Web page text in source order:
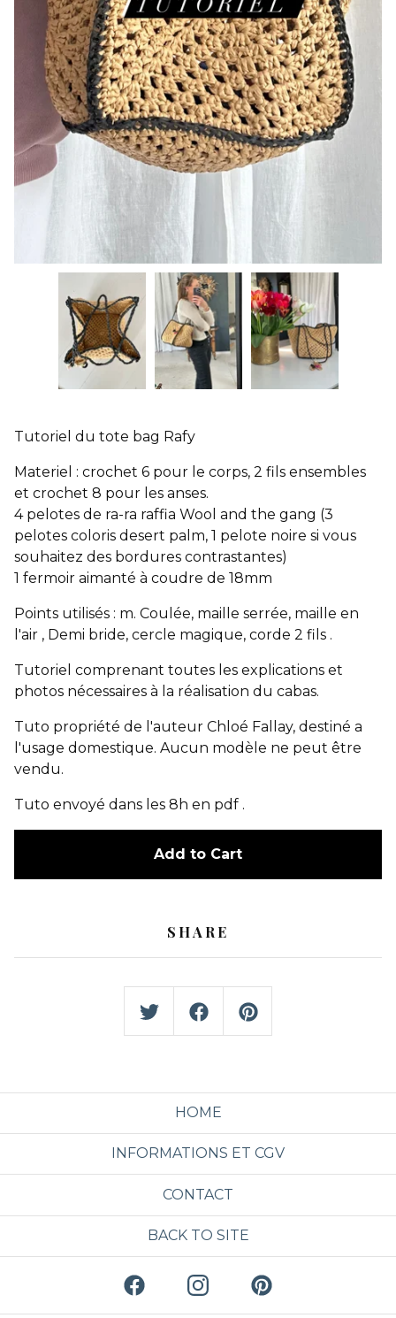
Tutoriel du tote bag Rafy
Materiel : crochet 6 pour le corps, 2 fils ensembles
et crochet 8 pour les anses.
4 pelotes de ra-ra raffia Wool and the gang (3
pelotes coloris desert palm, 1 pelote noire si vous
souhaitez des bordures contrastantes)
1 fermoir aimanté à coudre de 18mm
Points utilisés : m. Coulée, maille serrée, maille en
l'air , Demi bride, cercle magique, corde 2 fils .
Tutoriel comprenant toutes les explications et
photos nécessaires à la réalisation du cabas.
Tuto propriété de l'auteur Chloé Fallay, destiné a
l'usage domestique. Aucun modèle ne peut être
vendu.
Tuto envoyé dans les 8h en pdf .
Add to Cart
SHARE
HOME
INFORMATIONS ET CGV
CONTACT
BACK TO SITE